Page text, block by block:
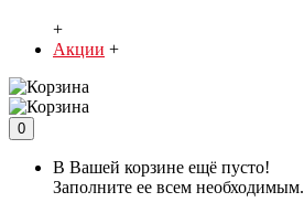
+
Акции +
0
В Вашей корзине ещё пусто!
Заполните ее всем необходимым.